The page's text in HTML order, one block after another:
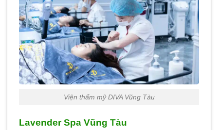
Viện thẩm mỹ DIVA Vũng Tàu
Lavender Spa Vũng Tàu